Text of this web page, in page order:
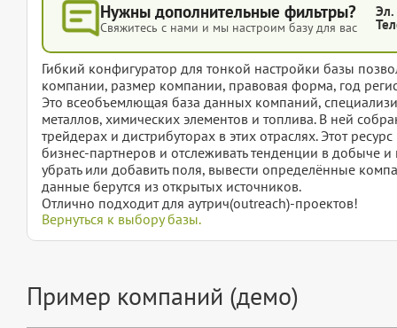
Нужны дополнительные фильтры?
Свяжитесь с нами и мы настроим базу для вас
Эл.
Гибкий конфигуратор для тонкой настройки базы
компании, размер компании, правовая форма, год
Это всеобъемлющая база данных компаний,
металлов, химических элементов и топлива. В ней
трейдерах и дистрибуторах в этих отраслях. Этот
бизнес-партнеров и отслеживать тенденции в добыче
убрать или добавить поля, вывести определённые
данные берутся из открытых источников.
Отлично подходит для аутрич(outreach)-проектов!
Вернуться к выбору базы.
Пример компаний (демо)